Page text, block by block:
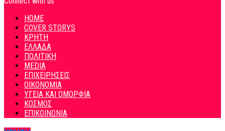
HOME
COVER STORYS
ΚΡΗΤΗ
ΕΛΛΑΔΑ
ΠΟΛΙΤΙΚΗ
MEDIA
ΕΠΙΧΕΙΡΗΣΕΙΣ
ΟΙΚΟΝΟΜΙΑ
ΥΓΕΙΑ ΚΑΙ ΟΜΟΡΦΙΑ
ΚΟΣΜΟΣ
ΕΠΙΚΟΙΝΩΝΙΑ